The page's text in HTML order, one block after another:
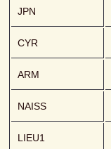
JPN
CYR
ARM
NAISS
LIEU1